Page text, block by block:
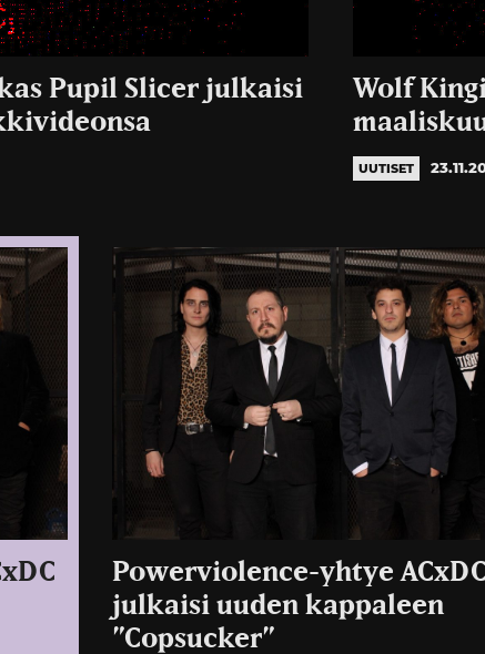
Pupil Slicer julkaisi
Wolf
UUTISET
Powerviolence-yhtye ACxDC
julkaisi uuden kappaleen
”Copsucker”